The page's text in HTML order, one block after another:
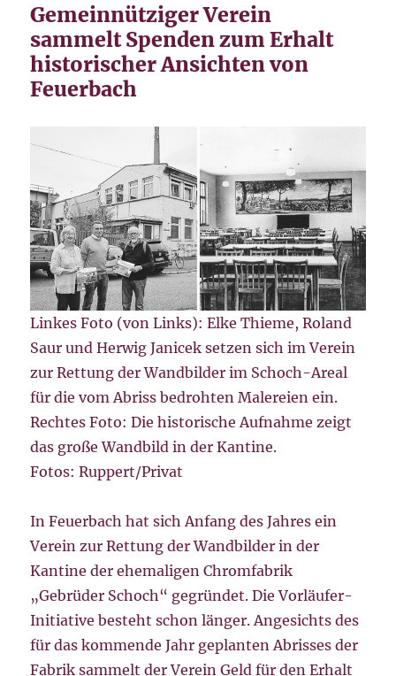
Gemeinnütziger Verein
sammelt Spenden zum Erhalt
historischer Ansichten von
Feuerbach
Linkes Foto (von Links): Elke Thieme, Roland
Saur und Herwig Janicek setzen sich im Verein
zur Rettung der Wandbilder im Schoch-Areal
für die vom Abriss bedrohten Malereien ein.
Rechtes Foto: Die historische Aufnahme zeigt
das große Wandbild in der Kantine.
Fotos: Ruppert/Privat
In Feuerbach hat sich Anfang des Jahres ein
Verein zur Rettung der Wandbilder in der
Kantine der ehemaligen Chromfabrik
„Gebrüder Schoch“ gegründet. Die Vorläufer-
Initiative besteht schon länger. Angesichts des
für das kommende Jahr geplanten Abrisses der
Fabrik sammelt der Verein Geld für den Erhalt